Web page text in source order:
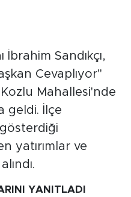
Sandıkçı,
Cevaplıyor"
Mahallesi'nde
geldi. İlçe
yatırımlar ve
YANITLADI